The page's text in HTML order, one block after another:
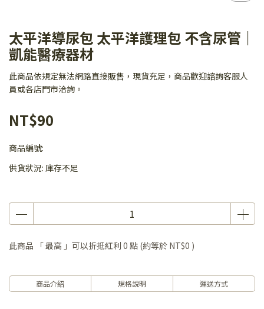
太平洋導尿包 太平洋護理包 不含尿管｜
凱能醫療器材
此商品依規定無法網路直接販售，現貨充足，商品歡迎諮詢客服人
員或各店門市洽詢。
NT$90
商品編號:
供貨狀況: 庫存不足
此商品 「 最高 」可以折抵紅利 0 點 (約等於 NT$0 )
商品介紹 規格說明 運送方式